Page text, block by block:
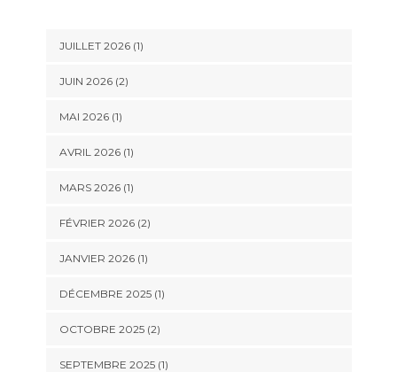
JUILLET 2026(1)
JUIN 2026(2)
MAI 2026(1)
AVRIL 2026(1)
MARS 2026(1)
FÉVRIER 2026(2)
JANVIER 2026(1)
DÉCEMBRE 2025(1)
OCTOBRE 2025(2)
SEPTEMBRE 2025(1)